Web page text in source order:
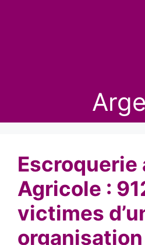
Escroquerie
Agricole :
victimes